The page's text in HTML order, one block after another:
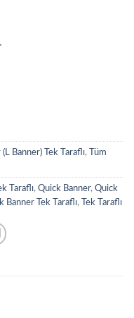
Banner) Tek Taraflı,
Tüm
Taraflı, Quick Banner, Quick
Banner Tek Taraflı, Tek Taraflı